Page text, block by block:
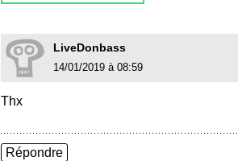
LiveDonbass
14/01/2019 à 08:59
Thx
Répondre